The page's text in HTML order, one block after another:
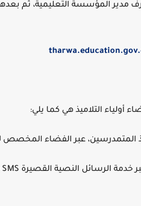
المؤسسة التعليمية، ثم بعدها
أولياء التلاميذ هي كما يلي:
المتمدرسين، عبر الفضاء المخصص